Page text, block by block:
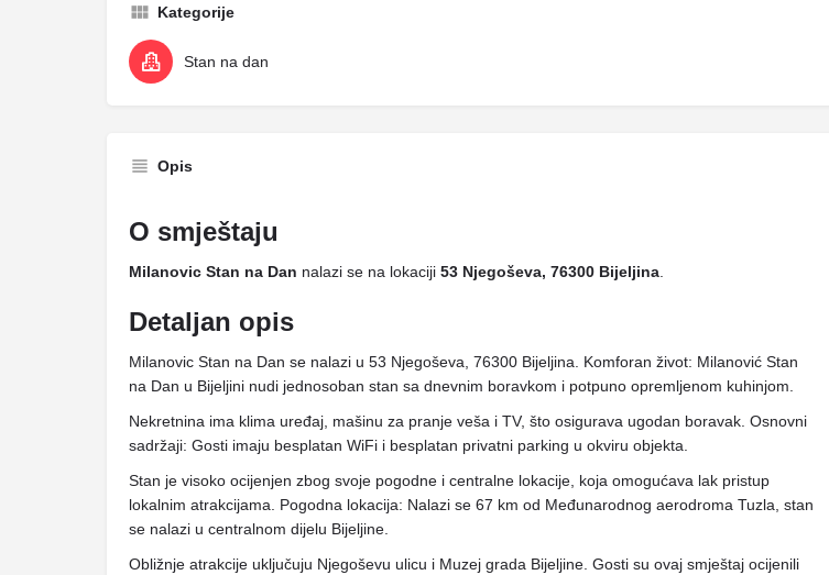
Kategorije
Stan na dan
Opis
O smještaju
Milanovic Stan na Dan nalazi se na lokaciji 53 Njegoševa, 76300 Bijeljina
Detaljan opis
Milanovic Stan na Dan se nalazi u 53 Njegoševa, 76300 Bijeljina. Komforan život: Milanović Stan
na Dan u Bijeljini nudi jednosoban stan sa dnevnim boravkom i potpuno opremljenom kuhinjom.
Nekretnina ima klima uređaj, mašinu za pranje veša i TV, što osigurava ugodan boravak. Osnovni
sadržaji: Gosti imaju besplatan WiFi i besplatan privatni parking u okviru objekta.
Stan je visoko ocijenjen zbog svoje pogodne i centralne lokacije, koja omogućava lak pristup
lokalnim atrakcijama. Pogodna lokacija: Nalazi se 67 km od Međunarodnog aerodroma Tuzla, stan
se nalazi u centralnom dijelu Bijeljine.
Obližnje atrakcije uključuju Njegoševu ulicu i Muzej grada Bijeljine. Gosti su ovaj smještaj ocijenili